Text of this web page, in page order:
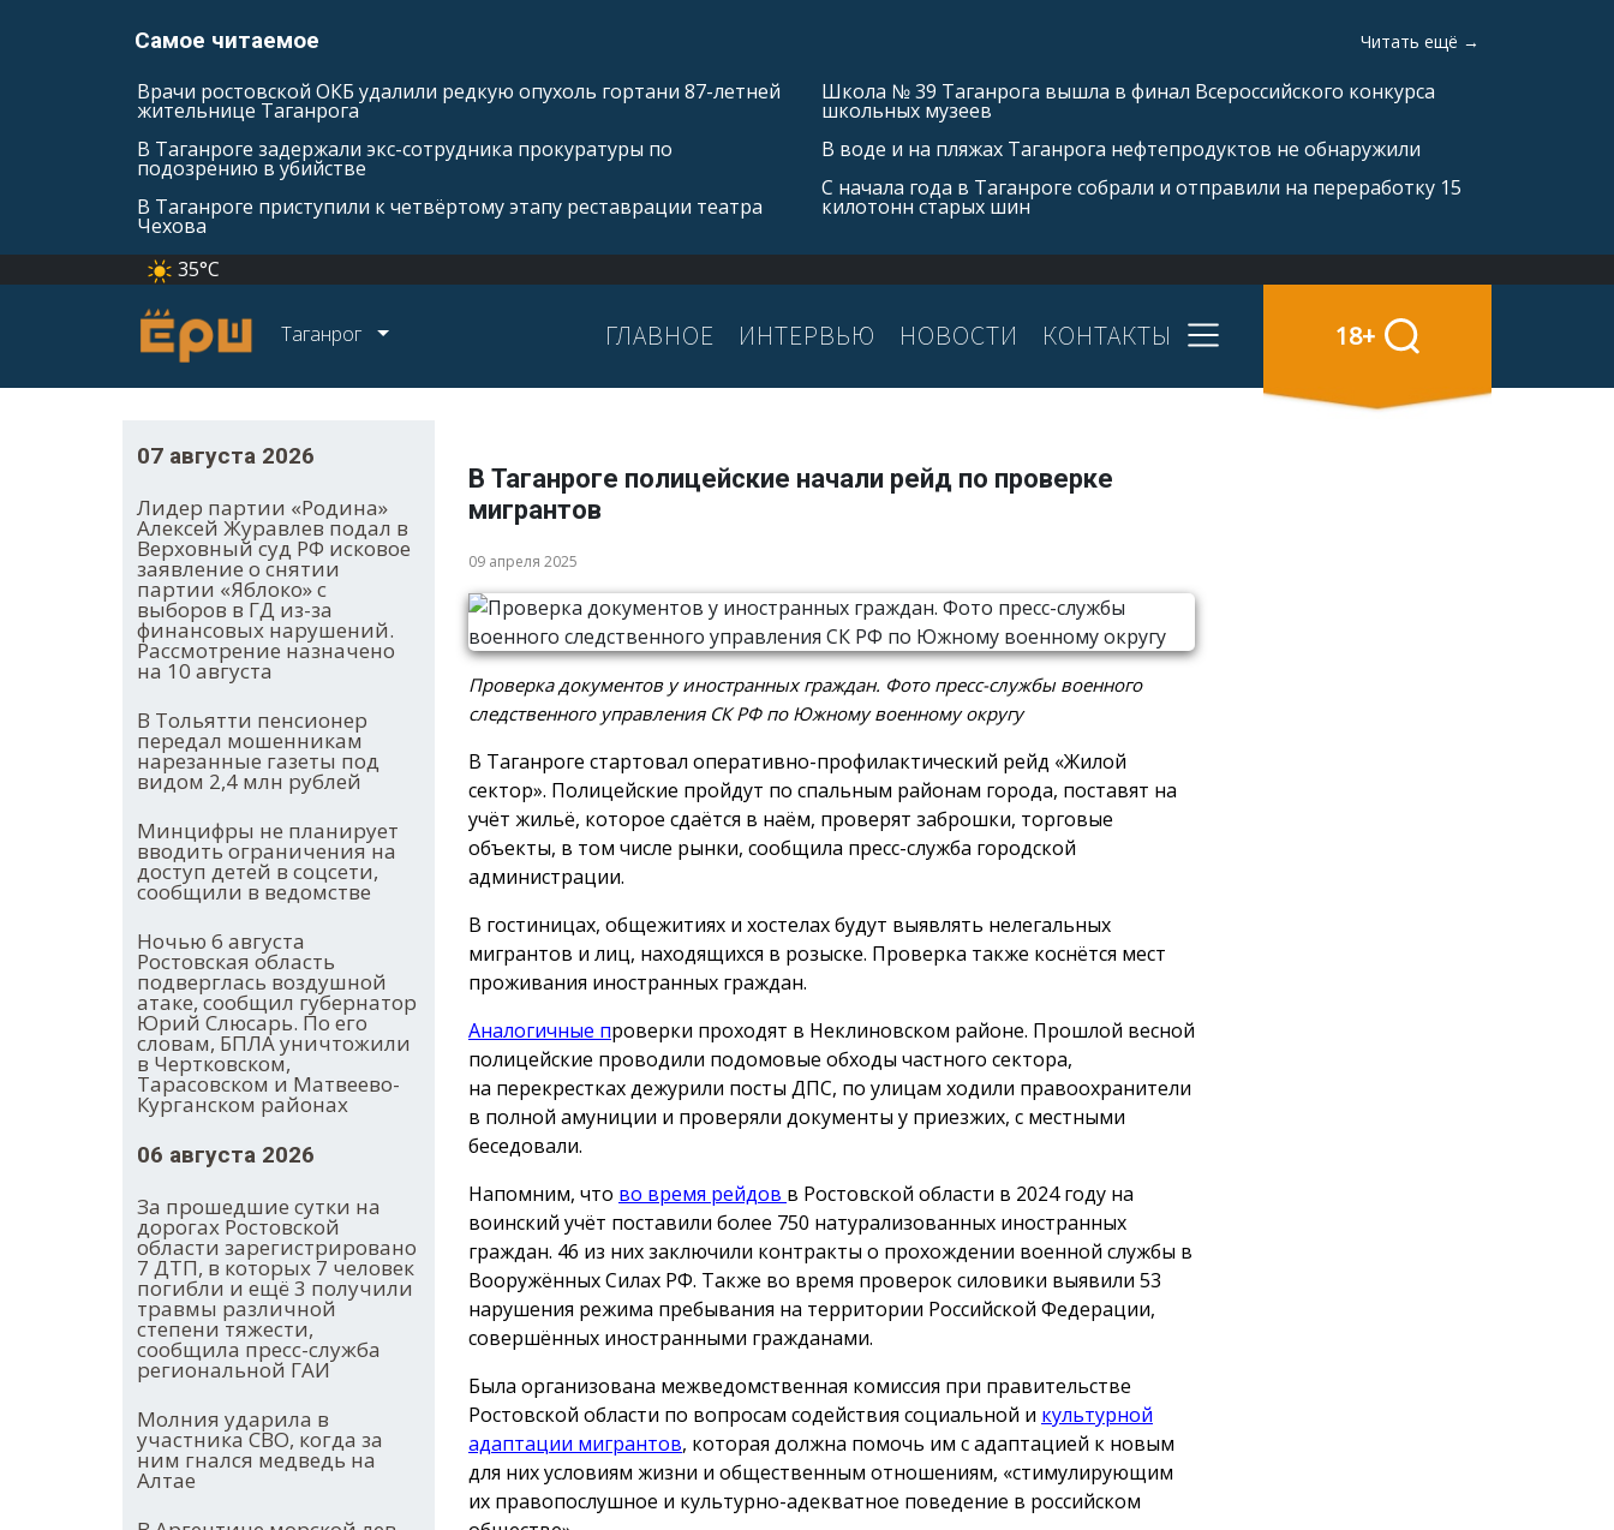
Самое читаемое Читать ещё →
Врачи ростовской ОКБ удалили редкую опухоль гортани 87-летней
жительнице Таганрога
В Таганроге задержали экс-сотрудника прокуратуры по
подозрению в убийстве
В Таганроге приступили к четвёртому этапу реставрации театра
Чехова
Школа № 39 Таганрога вышла в финал Всероссийского конкурса
школьных музеев
В воде и на пляжах Таганрога нефтепродуктов не обнаружили
С начала года в Таганроге собрали и отправили на переработку 15
килотонн старых шин
35°C
Таганрог ГЛАВНОЕ ИНТЕРВЬЮ НОВОСТИ КОНТАКТЫ 18+
07 августа 2026
Лидер партии «Родина»
Алексей Журавлев подал в
Верховный суд РФ исковое
заявление о снятии
партии «Яблоко» с
выборов в ГД из-за
финансовых нарушений.
Рассмотрение назначено
на 10 августа
В Тольятти пенсионер
передал мошенникам
нарезанные газеты под
видом 2,4 млн рублей
Минцифры не планирует
вводить ограничения на
доступ детей в соцсети,
сообщили в ведомстве
Ночью 6 августа
Ростовская область
подверглась воздушной
атаке, сообщил губернатор
Юрий Слюсарь. По его
словам, БПЛА уничтожили
в Чертковском,
Тарасовском и Матвеево-
Курганском районах
06 августа 2026
За прошедшие сутки на
дорогах Ростовской
области зарегистрировано
7 ДТП, в которых 7 человек
погибли и ещё 3 получили
травмы различной
степени тяжести,
сообщила пресс-служба
региональной ГАИ
Молния ударила в
участника СВО, когда за
ним гнался медведь на
Алтае
В Таганроге полицейские начали рейд по проверке
мигрантов
09 апреля 2025
Проверка документов у иностранных граждан. Фото пресс-службы военного
следственного управления СК РФ по Южному военному округу
В Таганроге стартовал оперативно-профилактический рейд «Жилой
сектор». Полицейские пройдут по спальным районам города, поставят на
учёт жильё, которое сдаётся в наём, проверят заброшки, торговые
объекты, в том числе рынки, сообщила пресс-служба городской
администрации.
В гостиницах, общежитиях и хостелах будут выявлять нелегальных
мигрантов и лиц, находящихся в розыске. Проверка также коснётся мест
проживания иностранных граждан.
Аналогичные проверки проходят в Неклиновском районе. Прошлой весной
полицейские проводили подомовые обходы частного сектора,
на перекрестках дежурили посты ДПС, по улицам ходили правоохранители
в полной амуниции и проверяли документы у приезжих, с местными
беседовали.
Напомним, что во время рейдов в Ростовской области в 2024 году на
воинский учёт поставили более 750 натурализованных иностранных
граждан. 46 из них заключили контракты о прохождении военной службы в
Вооружённых Силах РФ. Также во время проверок силовики выявили 53
нарушения режима пребывания на территории Российской Федерации,
совершённых иностранными гражданами.
Была организована межведомственная комиссия при правительстве
Ростовской области по вопросам содействия социальной и культурной
адаптации мигрантов, которая должна помочь им с адаптацией к новым
для них условиям жизни и общественным отношениям, «стимулирующим
их правопослушное и культурно-адекватное поведение в российском